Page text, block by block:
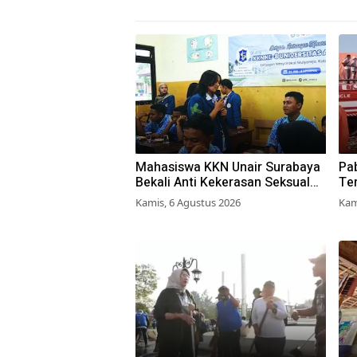
Mahasiswa KKN Unair Surabaya
Bekali Anti Kekerasan Seksual
pada Siswa SMK
Kamis, 6 Agustus 2026